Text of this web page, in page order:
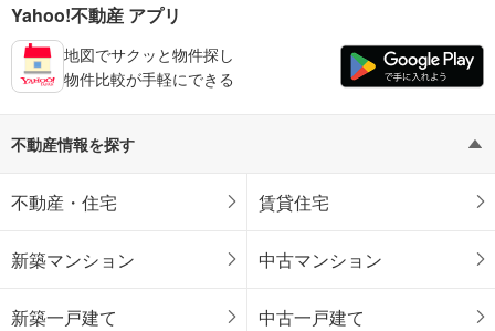
Yahoo!不動産 アプリ
地図でサクッと物件探し
物件比較が手軽にできる
不動産情報を探す
不動産・住宅 賃貸住宅
新築マンション 中古マンション
新築一戸建て 中古一戸建て